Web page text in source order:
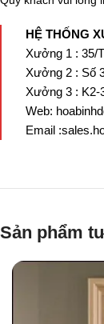
HỆ THỐNG
Xưởng 1 : 35/
Xưởng 2 : Số
Xưởng 3 : K2-
Web:
Email
Sản phẩm